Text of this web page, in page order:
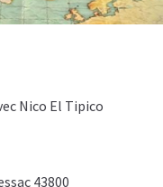
Nico El Tipico
43800